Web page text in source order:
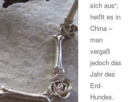
sich aus“,
heißt es in
China –
man
vergaß
jedoch das
Jahr des
Erd-
Hundes.